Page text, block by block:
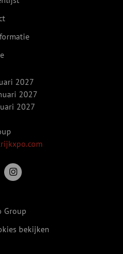
2027
2027
2027
Group
bekijken